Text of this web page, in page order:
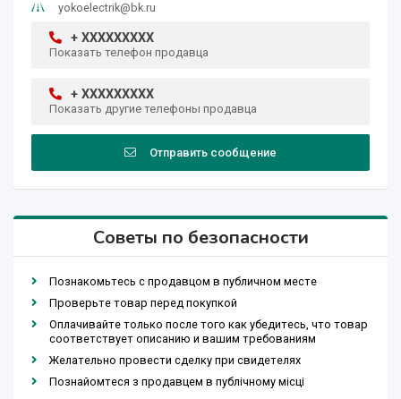
yokoelectrik@bk.ru
+ XXXXXXXXX
Показать телефон продавца
+ XXXXXXXXX
Показать другие телефоны продавца
Отправить сообщение
Советы по безопасности
Познакомьтесь с продавцом в публичном месте
Проверьте товар перед покупкой
Оплачивайте только после того как убедитесь, что товар
соответствует описанию и вашим требованиям
Желательно провести сделку при свидетелях
Познайомтеся з продавцем в публічному місці